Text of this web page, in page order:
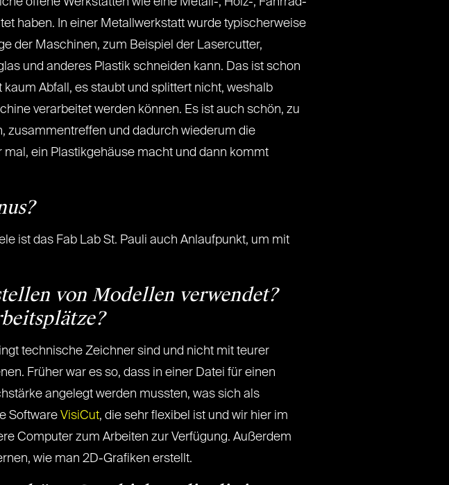
haben. In einer Metallwerkstatt wurde typischerweise
der Maschinen, zum Beispiel der Lasercutter,
und anderes Plastik schneiden kann. Das ist schon
Abfall, es staubt und splittert nicht, weshalb
verarbeitet werden können. Es ist auch schön, zu
zusammentreffen und dadurch wiederum die
mal, ein Plastikgehäuse macht und dann kommt
ist das Fab Lab St. Pauli auch Anlaufpunkt, um mit
von Modellen verwendet?
technische Zeichner sind und nicht mit teurer
Früher war es so, dass in einer Datei für einen
angelegt werden mussten, was sich als
Software VisiCut, die sehr flexibel ist und wir hier im
Computer zum Arbeiten zur Verfügung. Außerdem
wie man 2D-Grafiken erstellt.